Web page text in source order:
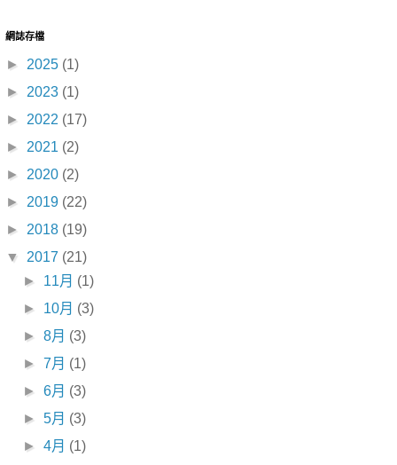
網誌存檔
► 2025 (1)
► 2023 (1)
► 2022 (17)
► 2021 (2)
► 2020 (2)
► 2019 (22)
► 2018 (19)
▼ 2017 (21)
► 11月 (1)
► 10月 (3)
►8月 (3)
►7月 (1)
►6月 (3)
►5月 (3)
►4月 (1)